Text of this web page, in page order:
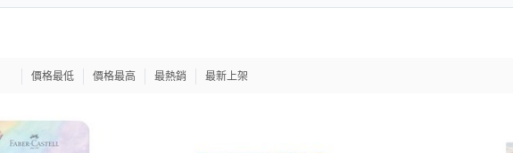
價格最低 價格最高 最熱銷 最新上架